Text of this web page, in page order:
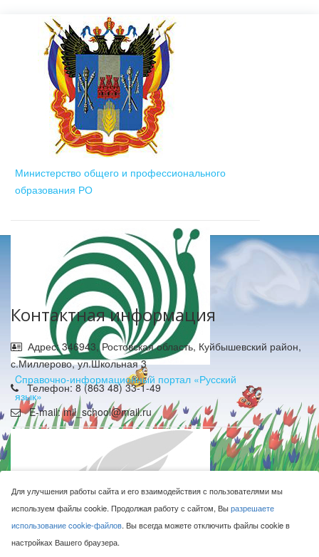
Министерство общего и профессионального
образования РО
Cправочно-информационный портал «Русский
язык»
Контактная информация
Адрес: 346943, Ростовская область, Куйбышевский район,
с.Миллерово, ул.Школьная 3
Телефон: 8 (863 48) 33-1-49
E-mail: mil_school@mail.ru
МБОУ Миллеровская СОШ имени Жоры Ковалевского © 2016-
2026
Сделано с ❤ в
Для улучшения работы сайта и его взаимодействия с пользователями мы
используем файлы cookie. Продолжая работу с сайтом, Выразрешаете
использование cookie-файлов. Вы всегда можете отключить файлы cookie в
настройках Вашего браузера.